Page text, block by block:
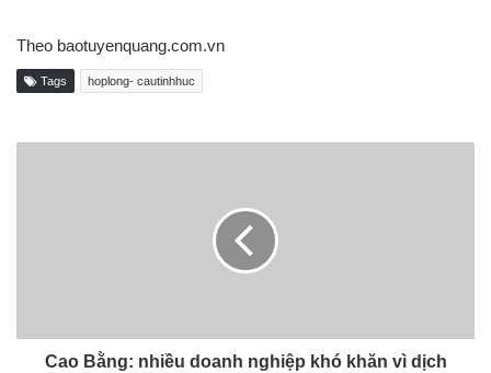
Theo baotuyenquang.com.vn
Tags hoplong- cautinhhuc
Cao Bằng: nhiều doanh nghiệp khó khăn vì dịch